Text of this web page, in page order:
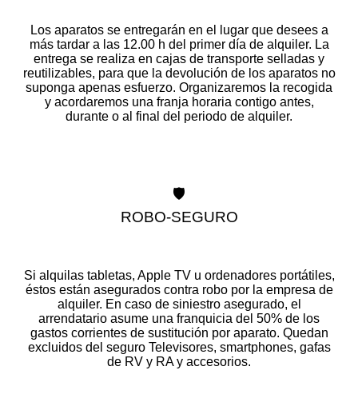
Los aparatos se entregarán en el lugar que desees a
más tardar a las 12.00 h del primer día de alquiler. La
entrega se realiza en cajas de transporte selladas y
reutilizables, para que la devolución de los aparatos no
suponga apenas esfuerzo. Organizaremos la recogida
y acordaremos una franja horaria contigo antes,
durante o al final del periodo de alquiler.
🛡️
ROBO-SEGURO
Si alquilas tabletas, Apple TV u ordenadores portátiles,
éstos están asegurados contra robo por la empresa de
alquiler. En caso de siniestro asegurado, el
arrendatario asume una franquicia del 50% de los
gastos corrientes de sustitución por aparato. Quedan
excluidos del seguro Televisores, smartphones, gafas
de RV y RA y accesorios.